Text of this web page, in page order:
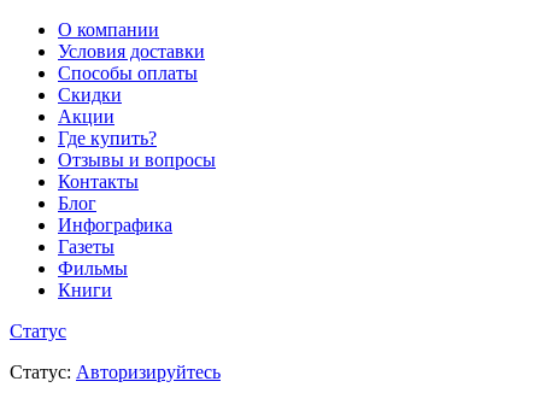
О компании
Условия доставки
Способы оплаты
Скидки
Акции
Где купить?
Отзывы и вопросы
Контакты
Блог
Инфографика
Газеты
Фильмы
Книги
Статус
Статус: Авторизируйтесь